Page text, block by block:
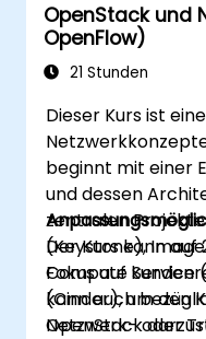
OpenStack und
OpenFlow)
21 Stunden
Dieser Kurs ist
beginnt mit einer
und dessen
zentralen
(Keystone),
Compute Service
(Cinder), um den
OpenStack
Der Kurs kann
Fokus auf
kann auch
Netzwerk- oder